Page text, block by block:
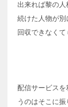
出来れば黎の
続けた人物が
回収できなくて
配信サービス
うのはそこに